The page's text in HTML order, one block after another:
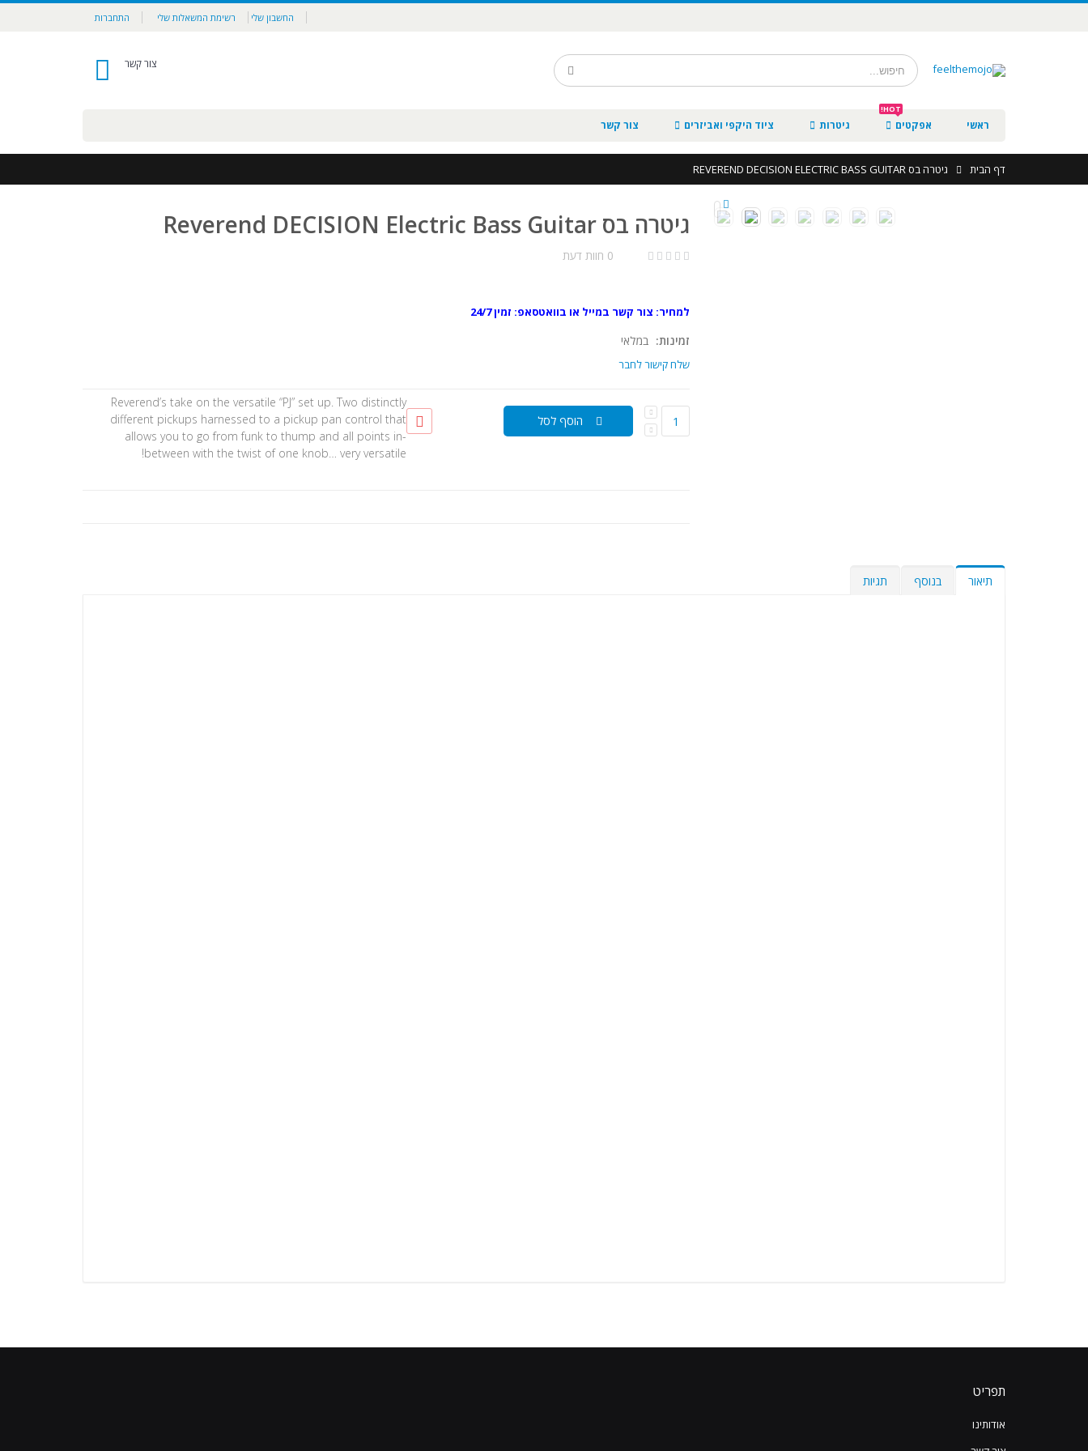
החשבון שלי רשימת המשאלות שלי התחברות
צור קשר
ראשי אפקטים
HOT!
גיטרות ציוד היקפי ואביזרים צור קשר
דף הבית גיטרה בס REVEREND DECISION ELECTRIC BASS GUITAR
גיטרה בס Reverend DECISION Electric Bass Guitar
0 חוות דעת
למחיר: צור קשר במייל או בוואטסאפ: זמין 24/7
זמינות: במלאי
שלח קישור לחבר
הוסף לסל
Reverend’s take on the versatile “PJ” set up. Two distinctly
different pickups harnessed to a pickup pan control that
allows you to go from funk to thump and all points in-
between with the twist of one knob… very versatile!
תיאור בנוסף תגיות
תפריט
אודותינו